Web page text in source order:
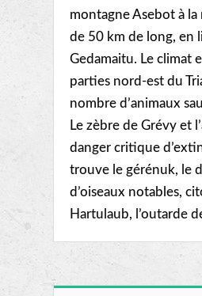
montagne Asebot à la
de 50 km de long, en
Gedamaitu. Le climat
parties nord-est du
nombre d’animaux
Le zèbre de Grévy et
danger critique
trouve le gérénuk, le
d’oiseaux notables,
Hartulaub, l’outarde